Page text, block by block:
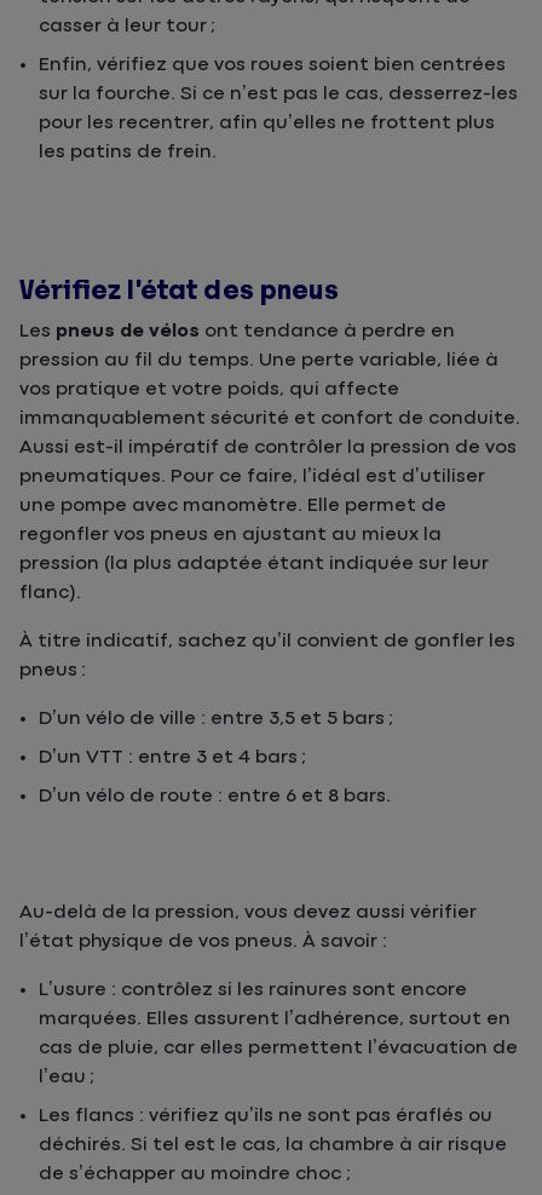
casser à leur tour ;
Enfin, vérifiez que vos roues soient bien centrées
sur la fourche. Si ce n’est pas le cas, desserrez-les
pour les recentrer, afin qu’elles ne frottent plus
les patins de frein.
Vérifiez l’état des pneus
Les pneus de vélos ont tendance à perdre en
pression au fil du temps. Une perte variable, liée à
vos pratique et votre poids, qui affecte
immanquablement sécurité et confort de conduite.
Aussi est-il impératif de contrôler la pression de vos
pneumatiques. Pour ce faire, l’idéal est d’utiliser
une pompe avec manomètre. Elle permet de
regonfler vos pneus en ajustant au mieux la
pression (la plus adaptée étant indiquée sur leur
flanc).
À titre indicatif, sachez qu’il convient de gonfler les
pneus :
D’un vélo de ville : entre 3,5 et 5 bars ;
D’un VTT : entre 3 et 4 bars ;
D’un vélo de route : entre 6 et 8 bars.
Au-delà de la pression, vous devez aussi vérifier
l’état physique de vos pneus. À savoir :
L’usure : contrôlez si les rainures sont encore
marquées. Elles assurent l’adhérence, surtout en
cas de pluie, car elles permettent l’évacuation de
l’eau ;
Les flancs : vérifiez qu’ils ne sont pas éraflés ou
déchirés. Si tel est le cas, la chambre à air risque
de s’échapper au moindre choc ;